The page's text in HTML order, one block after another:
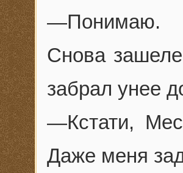
—Понимаю.
Снова
забрал унее
—Кстати,
Даже меня